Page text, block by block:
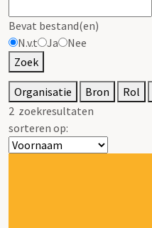
Bevat bestand(en)
N.v.t
Ja
Nee
Zoek
Organisatie Bron Rol
2 zoekresultaten
sorteren op: